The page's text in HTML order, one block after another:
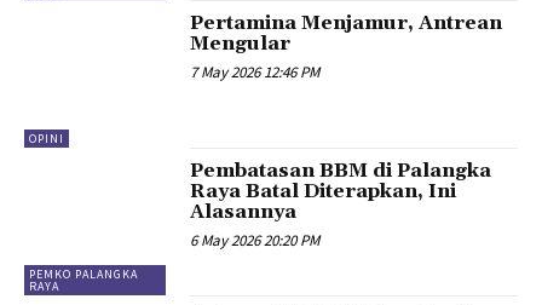
OPINI
Pertamina Menjamur, Antrean
Mengular
7 May 2026 12:46 PM
PEMKO PALANGKA
RAYA
Pembatasan BBM di Palangka
Raya Batal Diterapkan, Ini
Alasannya
6 May 2026 20:20 PM